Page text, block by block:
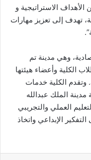
الاستراتيجية و
تهدف إلى تعزيز مهارات
وهي مدينة تم
الكلية وأعضاء هيئتها
وتقدم الكلية خدمات
الملك عبدالله
العملي والتجريبي
الإبداعي واتخاذ